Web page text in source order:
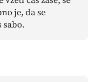
je, da se